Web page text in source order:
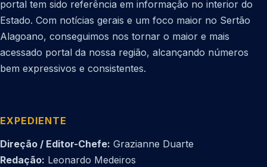
portal tem sido referência em informação no interior do
Estado. Com notícias gerais e um foco maior no Sertão
Alagoano, conseguimos nos tornar o maior e mais
acessado portal da nossa região, alcançando números
bem expressivos e consistentes.
EXPEDIENTE
Direção / Editor-Chefe: Grazianne Duarte
Redação: Leonardo Medeiros